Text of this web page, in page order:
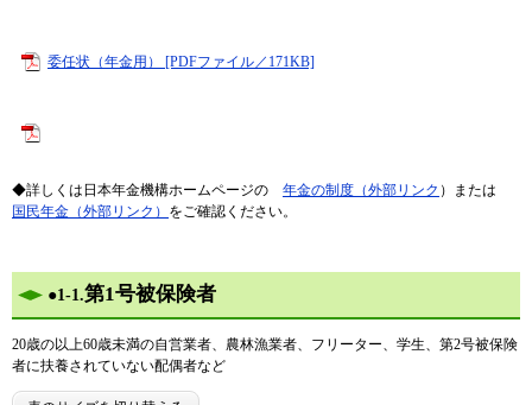
委任状（年金用） [PDFファイル／171KB]
◆詳しくは日本年金機構ホームページの 年金の制度（外部リンク ）または
国民年金（外部リンク） をご確認ください。
●1-1.第1号被保険者
20歳の以上60歳未満の自営業者、農林漁業者、フリーター、学生、第2号被保険
者に扶養されていない配偶者など